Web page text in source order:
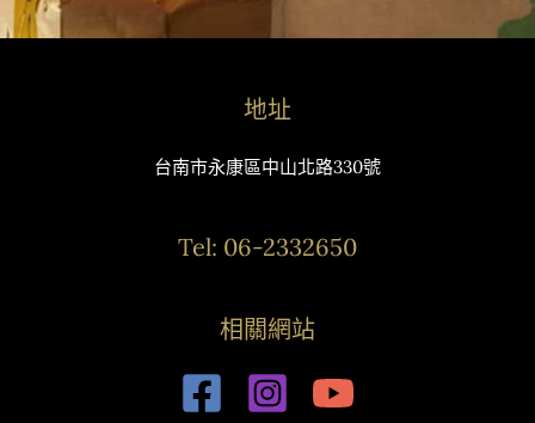
地址
台南市永康區中山北路330號
Tel: 06-2332650
相關網站